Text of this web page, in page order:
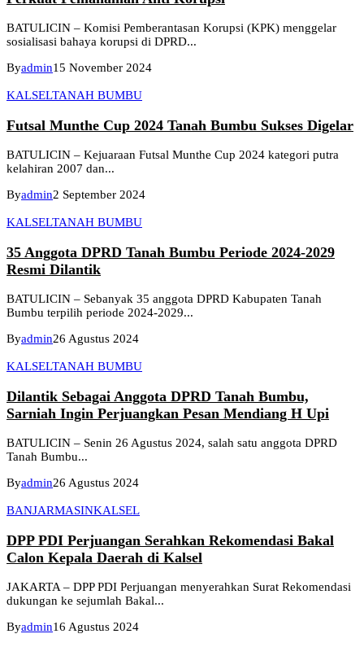
BATULICIN – Komisi Pemberantasan Korupsi (KPK) menggelar
sosialisasi bahaya korupsi di DPRD...
Byadmin15 November 2024
KALSELTANAH BUMBU
Futsal Munthe Cup 2024 Tanah Bumbu Sukses Digelar
BATULICIN – Kejuaraan Futsal Munthe Cup 2024 kategori putra
kelahiran 2007 dan...
Byadmin2 September 2024
KALSELTANAH BUMBU
35 Anggota DPRD Tanah Bumbu Periode 2024-2029
Resmi Dilantik
BATULICIN – Sebanyak 35 anggota DPRD Kabupaten Tanah
Bumbu terpilih periode 2024-2029...
Byadmin26 Agustus 2024
KALSELTANAH BUMBU
Dilantik Sebagai Anggota DPRD Tanah Bumbu,
Sarniah Ingin Perjuangkan Pesan Mendiang H Upi
BATULICIN – Senin 26 Agustus 2024, salah satu anggota DPRD
Tanah Bumbu...
Byadmin26 Agustus 2024
BANJARMASINKALSEL
DPP PDI Perjuangan Serahkan Rekomendasi Bakal
Calon Kepala Daerah di Kalsel
JAKARTA – DPP PDI Perjuangan menyerahkan Surat Rekomendasi
dukungan ke sejumlah Bakal...
Byadmin16 Agustus 2024